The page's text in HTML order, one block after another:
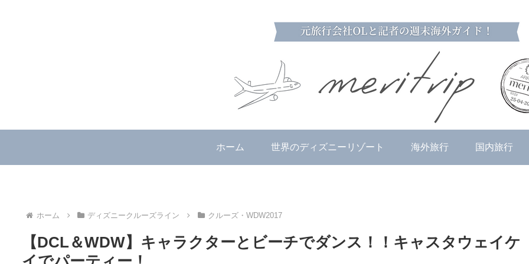
ホーム 世界のディズニーリゾート 海外旅行 国内旅行
ホーム ディズニークルーズライン クルーズ・WDW2017
【DCL＆WDW】キャラクターとビーチでダンス！！キャスタウェイケ